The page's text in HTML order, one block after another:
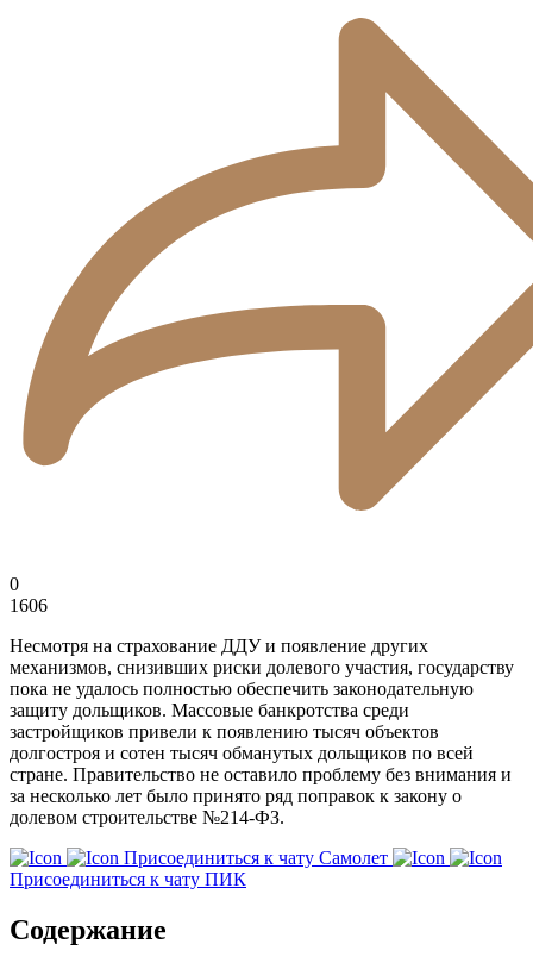
0
1606
Несмотря на страхование ДДУ и появление других
механизмов, снизивших риски долевого участия, государству
пока не удалось полностью обеспечить законодательную
защиту дольщиков. Массовые банкротства среди
застройщиков привели к появлению тысяч объектов
долгостроя и сотен тысяч обманутых дольщиков по всей
стране. Правительство не оставило проблему без внимания и
за несколько лет было принято ряд поправок к закону о
долевом строительстве №214-ФЗ.
Присоединиться к чату Самолет
Присоединиться к чату ПИК
Содержание